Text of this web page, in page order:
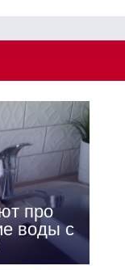
про
воды с